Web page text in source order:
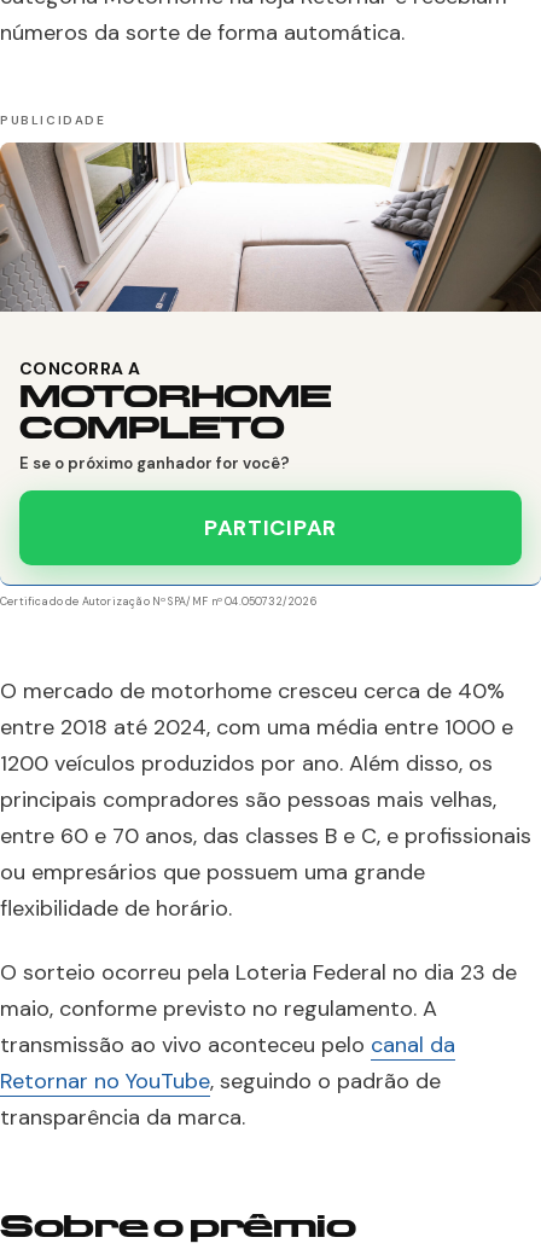
números da sorte de forma automática.
CONCORRA A
MOTORHOME
COMPLETO
E se o próximo ganhador for você?
PARTICIPAR
Certificado de Autorização Nº SPA/MF nº 04.050732/2026
O mercado de motorhome cresceu cerca de 40%
entre 2018 até 2024, com uma média entre 1000 e
1200 veículos produzidos por ano. Além disso, os
principais compradores são pessoas mais velhas,
entre 60 e 70 anos, das classes B e C, e profissionais
ou empresários que possuem uma grande
flexibilidade de horário.
O sorteio ocorreu pela Loteria Federal no dia 23 de
maio, conforme previsto no regulamento. A
transmissão ao vivo aconteceu pelo canal da
Retornar no YouTube, seguindo o padrão de
transparência da marca.
Sobre o prêmio